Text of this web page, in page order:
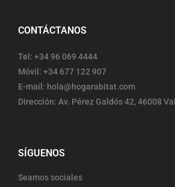
CONTÁCTANOS
Tel: +34 96 069 4444
Móvil: +34 677 122 907
E-mail: hola@hogarabitat.com
Dirección: Av. Pérez Galdós 42, 46008
SÍGUENOS
Seamos sociales